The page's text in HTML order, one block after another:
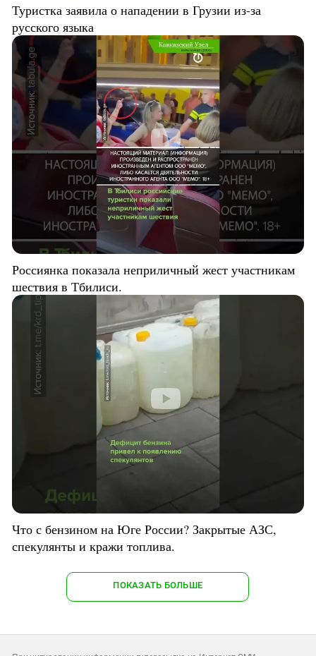
Туристка заявила о нападении в Грузии из-за
русского языка
Россиянка показала неприличный жест участникам
шествия в Тбилиси.
Что с бензином на Юге России? Закрытые АЗС,
спекулянты и кражи топлива.
ПОКАЗАТЬ БОЛЬШЕ